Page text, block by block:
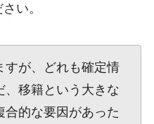
い。
すが、どれも確定情
、移籍という大きな
的な要因があった